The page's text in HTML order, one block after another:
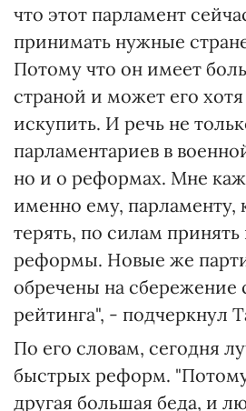
что этот парламент
принимать нужные
Потому что он имеет
страной и может его
искупить. И речь не
парламентариев в
но и о реформах. Мне
именно ему, парламенту,
терять, по силам
реформы. Новые же
обречены на сбережение
рейтинга", - подчеркнул
По его словам, сегодня
быстрых реформ. "Потому
другая большая беда, и